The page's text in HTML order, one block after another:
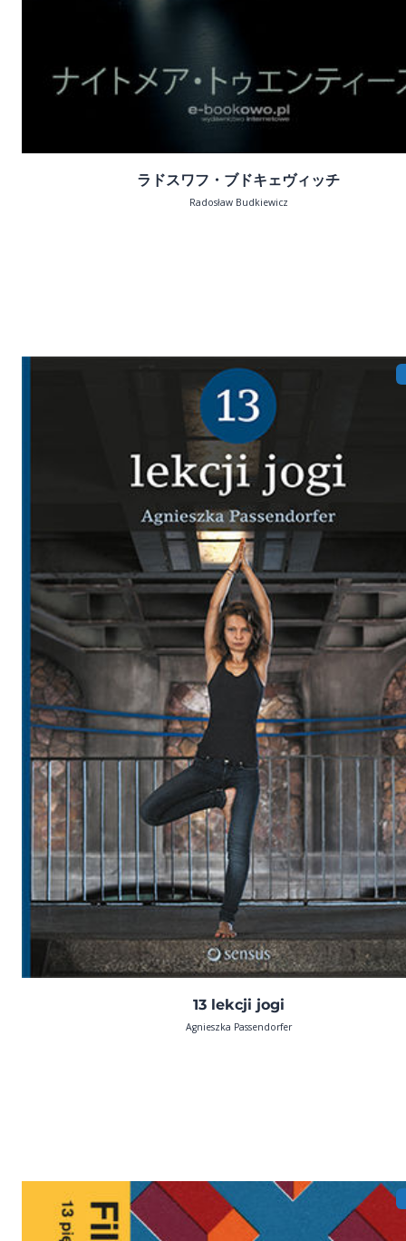
ラドスワフ・ブドキェヴィッチ
Radosław Budkiewicz
13 lekcji jogi
Agnieszka Passendorfer